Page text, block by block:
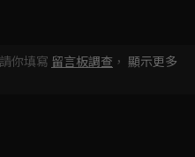
你填寫 留言板調查 ， 顯示更多